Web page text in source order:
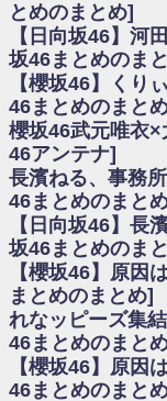
乃木坂欅坂まとめの
願いバッハ！』ミーグリ
欅坂/日向坂46まとめ
これはマジギレしてる
乃木坂46アンテナ /
ィット!】
乃木坂あんてな ～乃
をピックアップ / 良い品
シャルグッズ絶賛販売受
日向坂46まとめのま
いバッハ！』ミーグリ日
日向坂46まとめのま
ビで見かけるな
欅坂/日向坂46まとめ
『Make or Break』オフィ
乃木坂46アンテナ /
ギレしてる
乃木坂あんてな ～乃
をピックアップ / れなッ
ット！」水曜スタジオ出演
とめのまとめ]
【日向坂46】河
坂46まとめのま
【櫻坂46】くり
46まとめのまと
櫻坂46武元唯衣
46アンテナ]
長濱ねる、事務
46まとめのまと
【日向坂46】長
坂46まとめのま
【櫻坂46】原因
まとめのまとめ]
れなッピーズ集
46まとめのまと
【櫻坂46】原因
46まとめのまと